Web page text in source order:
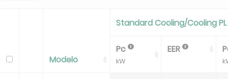
Modelo
Standard Cooling/Cooling
Pc
kW
EER